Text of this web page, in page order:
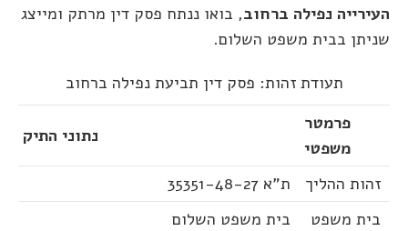
העירייה נפילה ברחוב, בואו ננתח פסק דין מרתק ומייצג
שניתן בבית משפט השלום.
תעודת זהות: פסק דין תביעת נפילה ברחוב
פרמטר
משפטי
נתוני התיק
זהות ההליך
ת"א 35351-48-27
בית משפט
בית משפט השלום